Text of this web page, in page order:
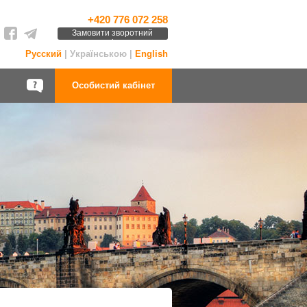
+420 776 072 258
Замовити зворотний
дзвінок
Русский| Українською | English
Особистий кабінет